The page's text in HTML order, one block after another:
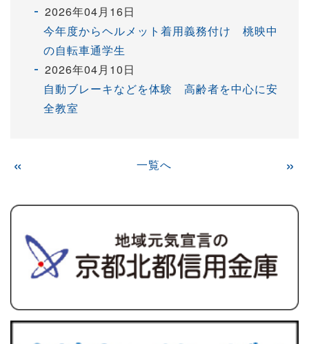
2026年04月16日
今年度からヘルメット着用義務付け 桃映中
の自転車通学生
2026年04月10日
自動ブレーキなどを体験 高齢者を中心に安
全教室
« 一覧へ